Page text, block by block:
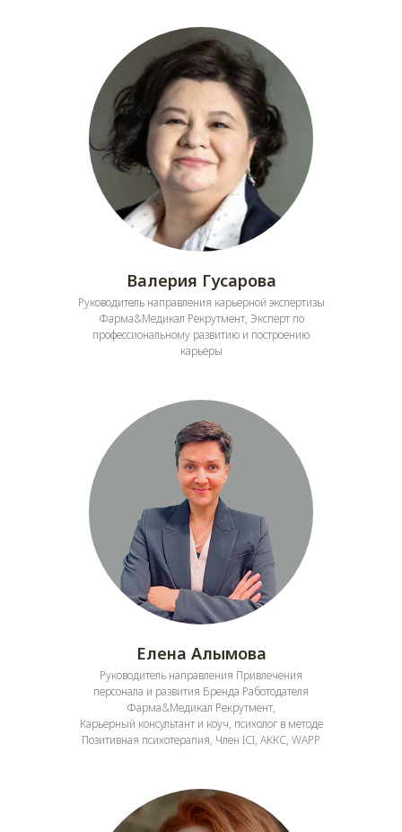
Валерия Гусарова
Руководитель направления карьерной экспертизы
Фарма&Медикал Рекрутмент, Эксперт по
профессиональному развитию и построению
карьеры
Елена Алымова
Руководитель направления Привлечения
персонала и развития Бренда Работодателя
Фарма&Медикал Рекрутмент,
Карьерный консультант и коуч, психолог в методе
Позитивная психотерапия, Член ICI, АККС, WAPP